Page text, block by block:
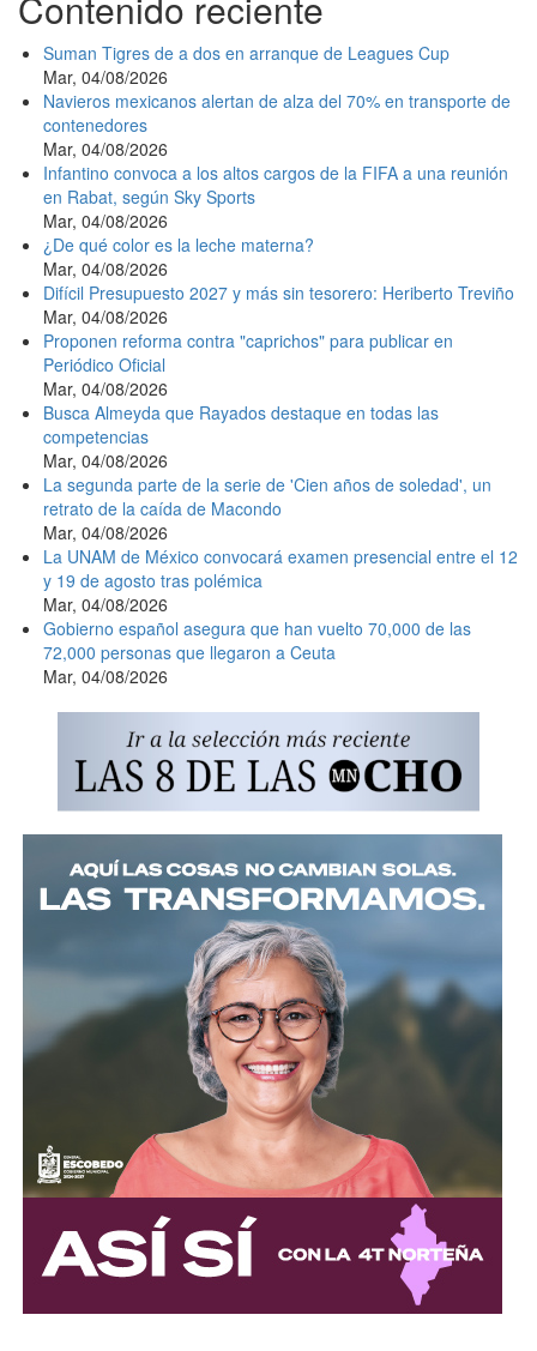
Suman Tigres de a dos en arranque de Leagues Cup
Mar, 04/08/2026
Navieros mexicanos alertan de alza del 70% en transporte de
contenedores
Mar, 04/08/2026
Infantino convoca a los altos cargos de la FIFA a una reunión
en Rabat, según Sky Sports
Mar, 04/08/2026
¿De qué color es la leche materna?
Mar, 04/08/2026
Difícil Presupuesto 2027 y más sin tesorero: Heriberto Treviño
Mar, 04/08/2026
Proponen reforma contra "caprichos" para publicar en
Periódico Oficial
Mar, 04/08/2026
Busca Almeyda que Rayados destaque en todas las
competencias
Mar, 04/08/2026
La segunda parte de la serie de 'Cien años de soledad', un
retrato de la caída de Macondo
Mar, 04/08/2026
La UNAM de México convocará examen presencial entre el 12
y 19 de agosto tras polémica
Mar, 04/08/2026
Gobierno español asegura que han vuelto 70,000 de las
72,000 personas que llegaron a Ceuta
Mar, 04/08/2026